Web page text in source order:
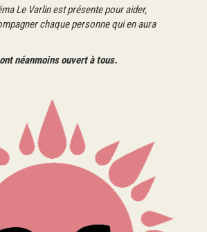
Le Varlin est présente pour aider,
chaque personne qui en aura
néanmoins ouvert à tous.